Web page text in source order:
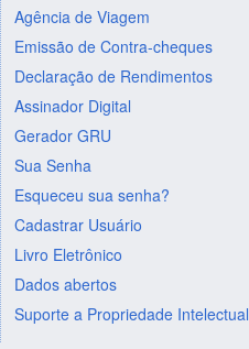
Agência de Viagem
Emissão de Contra-cheques
Declaração de Rendimentos
Assinador Digital
Gerador GRU
Sua Senha
Esqueceu sua senha?
Cadastrar Usuário
Livro Eletrônico
Dados abertos
Suporte a Propriedade Intelectual